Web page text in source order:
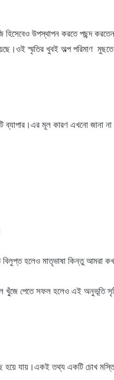
হিসেবেও উপস্থাপন করতে পছন্দ
স্মৃতির খুবই অল্প পরিমাণ
ব্যাপার।এর মূল কারণ এখনো জানা না
হলেও মাতৃভাষা কিন্তু আমরা
খু্ঁজে পেতে সফল হলেও এই অনুভূতি
হয়ে যায়।একই তথ্য একটি চোখ